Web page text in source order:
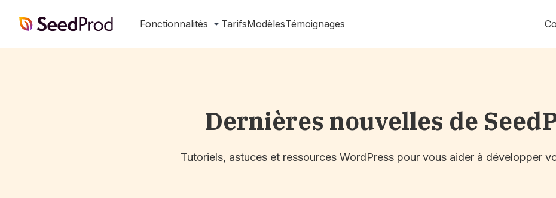
SeedProd Fonctionnalités TarifsModèlesTémoignages
Dernières nouvelles de
Tutoriels, astuces et ressources WordPress pour vous aider à développer